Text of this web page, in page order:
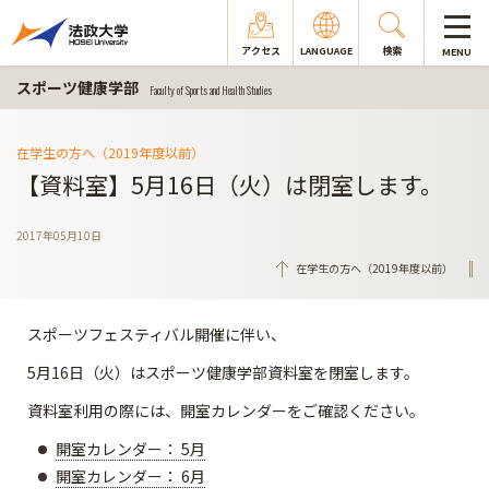
アクセス LANGUAGE 検索 MENU
スポーツ健康学部 Faculty of Sports and Health Studies
在学生の方へ（2019年度以前）
【資料室】5月16日（火）は閉室します。
2017年05月10日
在学生の方へ（2019年度以前）
スポーツフェスティバル開催に伴い、
5月16日（火）はスポーツ健康学部資料室を閉室します。
資料室利用の際には、開室カレンダーをご確認ください。
開室カレンダー： 5月
開室カレンダー： 6月